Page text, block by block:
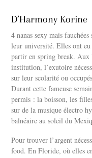
D’Harmony Korine
4 nanas sexy mais
leur université. Elles ont eu
partir en spring break.
institution, l’exutoire
sur leur scolarité ou
Durant cette fameuse
permis : la boisson, les
sur de la musique électro
balnéaire au soleil du
Pour trouver l’argent
food. En Floride, où elles